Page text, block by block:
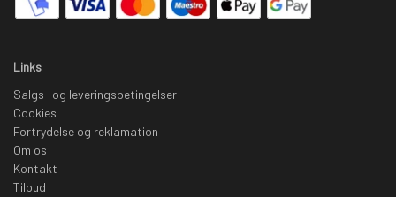
Links
Salgs- og leveringsbetingelser
Cookies
Fortrydelse og reklamation
Om os
Kontakt
Tilbud